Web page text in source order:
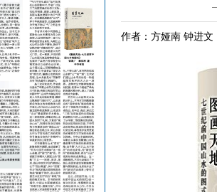
作者：方娅南 钟进文